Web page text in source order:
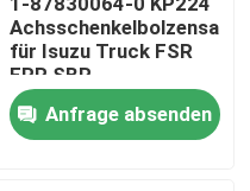
Achsschenkelbolzensatz
für Isuzu Truck FSR
FRR SBR
Anfrage absenden